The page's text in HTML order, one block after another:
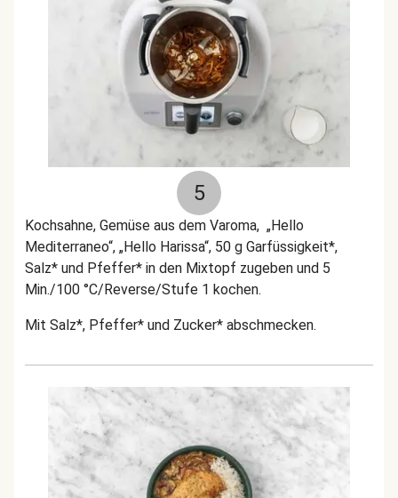
5
Kochsahne, Gemüse aus dem Varoma, „Hello
Mediterraneo“, „Hello Harissa“, 50 g Garfüssigkeit*,
Salz* und Pfeffer* in den Mixtopf zugeben und 5
Min./100 °C/Reverse/Stufe 1 kochen.
Mit Salz*, Pfeffer* und Zucker* abschmecken.